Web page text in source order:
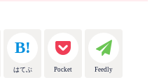
はてぶ Pocket Feedly